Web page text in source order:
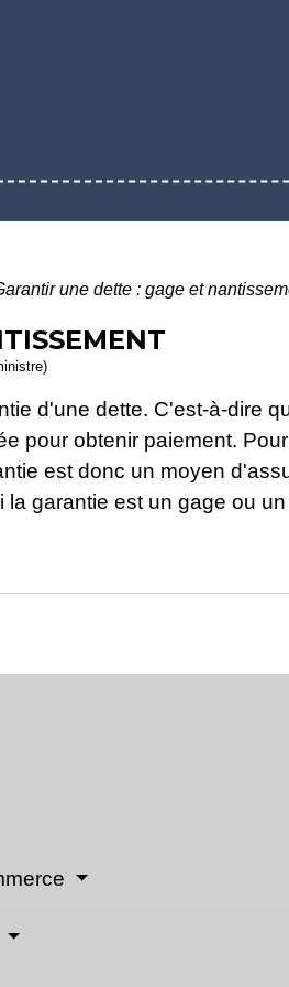
une dette : gage et
d'une dette. C'est-à-dire
pour obtenir paiement.
est donc un moyen
garantie est un gage ou